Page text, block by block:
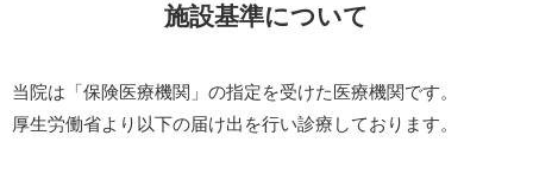
施設基準について
当院は「保険医療機関」の指定を受けた医療機関です。
厚生労働省より以下の届け出を行い診療しております。